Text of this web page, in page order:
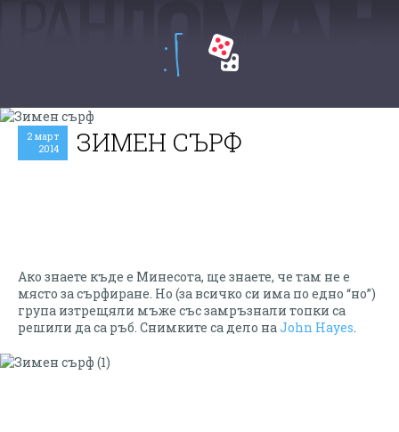
:Г
2 март
2014
ЗИМЕН СЪРФ
Ако знаете къде е Минесота, ще знаете, че там не е
място за сърфиране. Но (за всичко си има по едно “но”)
група изтрещяли мъже със замръзнали топки са
решили да са ръб. Снимките са дело наJohn Hayes.